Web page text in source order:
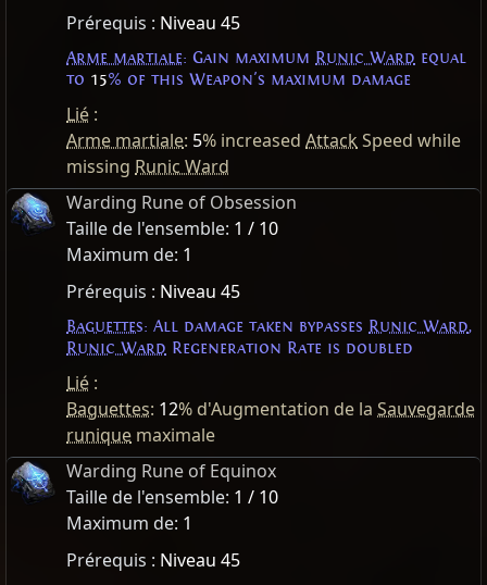
Prérequis : Niveau 45
Arme martiale: Gain maximum Runic Ward equal
to 15% of this Weapon's maximum damage
Lié :
Arme martiale: 5% increased Attack Speed while
missing Runic Ward
Warding Rune of Obsession
Taille de l'ensemble: 1 / 10
Maximum de: 1
Prérequis : Niveau 45
Baguettes: All damage taken bypasses Runic Ward,
Runic Ward Regeneration Rate is doubled
Lié :
Baguettes: 12% d'Augmentation de la Sauvegarde
runique maximale
Warding Rune of Equinox
Taille de l'ensemble: 1 / 10
Maximum de: 1
Prérequis : Niveau 45